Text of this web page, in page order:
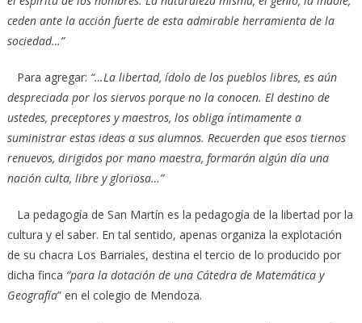
ceden ante la acción fuerte de esta admirable herramienta de la
sociedad…”
Para agregar: “…La libertad, ídolo de los pueblos libres, es aún
despreciada por los siervos porque no la conocen. El destino de
ustedes, preceptores y maestros, los obliga íntimamente a
suministrar estas ideas a sus alumnos. Recuerden que esos tiernos
renuevos, dirigidos por mano maestra, formarán algún día una
nación culta, libre y gloriosa…”
La pedagogía de San Martín es la pedagogía de la libertad por la
cultura y el saber. En tal sentido, apenas organiza la explotación
de su chacra Los Barriales, destina el tercio de lo producido por
dicha finca “para la dotación de una Cátedra de Matemática y
Geografía” en el colegio de Mendoza.